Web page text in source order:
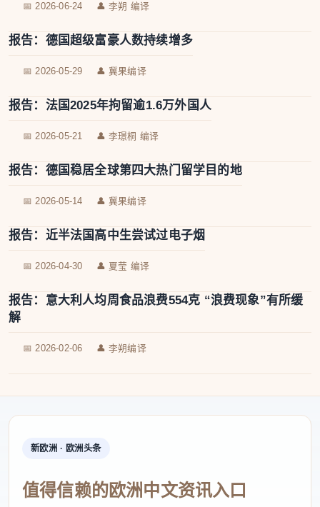
📅 2026-06-24 👤 李朔 编译
报告：德国超级富豪人数持续增多
📅 2026-05-29 👤 冀果编译
报告：法国2025年拘留逾1.6万外国人
📅 2026-05-21 👤 李璟桐 编译
报告：德国稳居全球第四大热门留学目的地
📅 2026-05-14 👤 冀果编译
报告：近半法国高中生尝试过电子烟
📅 2026-04-30 👤 夏莹 编译
报告：意大利人均周食品浪费554克 “浪费现象”有所缓
解
📅 2026-02-06 👤 李朔编译
新欧洲 · 欧洲头条
值得信赖的欧洲中文资讯入口